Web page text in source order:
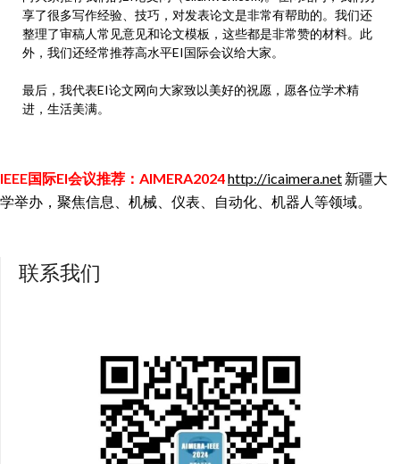
享了很多写作经验、技巧，对发表论文是非常有帮助的。我们还
整理了审稿人常见意见和论文模板，这些都是非常赞的材料。此
外，我们还经常推荐高水平EI国际会议给大家。
最后，我代表EI论文网向大家致以美好的祝愿，愿各位学术精
进，生活美满。
IEEE国际EI会议推荐：AIMERA2024http://icaimera.net 新疆大
学举办，聚焦信息、机械、仪表、自动化、机器人等领域。
联系我们